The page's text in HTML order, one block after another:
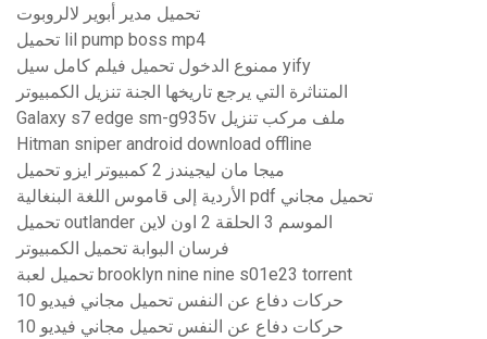
تحميل مدير أبوير لالروبوت
تحميل lil pump boss mp4
ممنوع الدخول تحميل فيلم كامل سيل yify
المتناثرة التي يرجع تاريخها الجنة تنزيل الكمبيوتر
Galaxy s7 edge sm-g935v ملف مركب تنزيل
Hitman sniper android download offline
ميجا مان ليجيندز 2 كمبيوتر ايزو تحميل
الأردية إلى قاموس اللغة البنغالية pdf تحميل مجاني
تحميل outlander الموسم 3 الحلقة 2 اون لاين
فرسان البوابة تحميل الكمبيوتر
تحميل لعبة brooklyn nine nine s01e23 torrent
10 حركات دفاع عن النفس تحميل مجاني فيديو
10 حركات دفاع عن النفس تحميل مجاني فيديو